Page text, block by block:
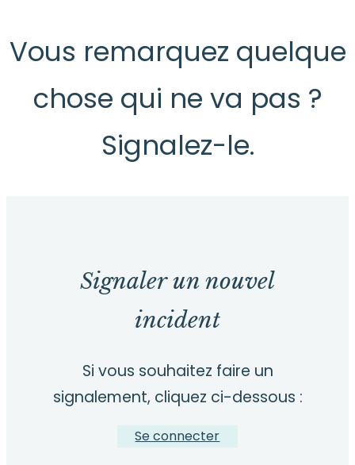
Vous remarquez quelque
chose qui ne va pas ?
Signalez-le.
Signaler un nouvel
incident
Si vous souhaitez faire un
signalement, cliquez ci-dessous :
Se connecter